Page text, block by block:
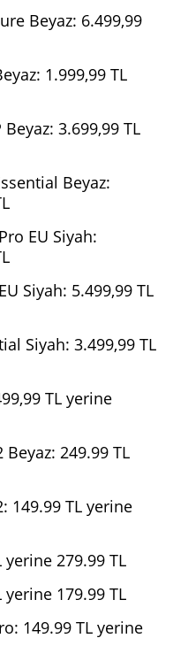
Beyaz: 6.499,99
1.999,99 TL
3.699,99 TL
Beyaz:
EU Siyah:
Siyah: 5.499,99 TL
Siyah: 3.499,99 TL
TL yerine
249.99 TL
149.99 TL yerine
279.99 TL
179.99 TL
149.99 TL yerine